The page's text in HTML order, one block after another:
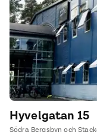
Hyvelgatan 15
Södra Bergsbyn och